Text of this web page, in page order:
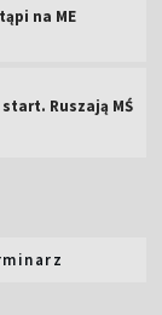
na ME
Ruszają MŚ